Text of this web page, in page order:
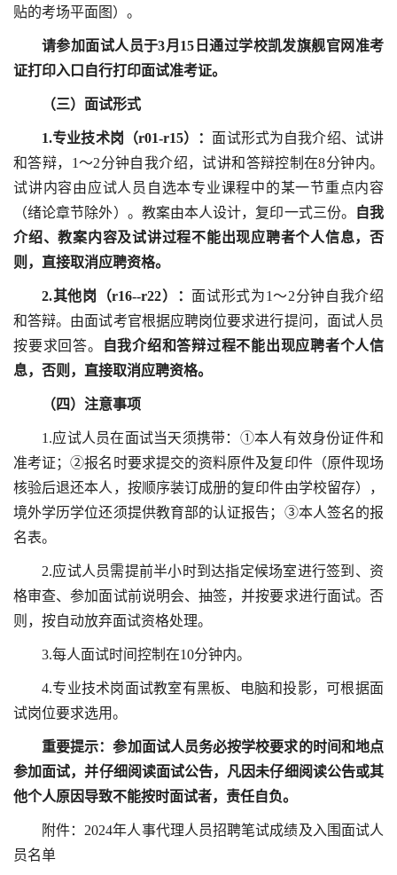
贴的考场平面图）。
请参加面试人员于3月15日通过学校凯发旗舰官网准考
证打印入口自行打印面试准考证。
（三）面试形式
1.专业技术岗 （r01-r15）： 面试形式为自我介绍、试讲
和答辩，1～2分钟自我介绍，试讲和答辩控制在8分钟内。
试讲内容由应试人员自选本专业课程中的某一节重点内容
（绪论章节除外）。教案由本人设计，复印一式三份。
自我
介绍、教案内容及试讲过程不能出现应聘者个人信息，否
则，直接取消应聘资格。
2.其他岗 （r16--r22）： 面试形式为1～2分钟自我介绍
和答辩。由面试考官根据应聘岗位要求进行提问，面试人员
按要求回答。
自我介绍和答辩过程不能出现应聘者个人信
息，否则，直接取消应聘资格。
（ 四） 注意事项
1.应试人员在面试当天须携带：①本人有效身份证件和
准考证；②报名时要求提交的资料原件及复印件（原件现场
核验后退还本人，按顺序装订成册的复印件由学校留存），
境外学历学位还须提供教育部的认证报告；③本人签名的报
名表。
2.应试人员需提前半小时到达指定候场室进行签到、资
格审查、参加面试前说明会、抽签，并按要求进行面试。否
则，按自动放弃面试资格处理。
3.每人面试时间控制在10分钟内。
4.专业技术岗面试教室有黑板、电脑和投影，可根据面
试岗位要求选用。
重要提示：参加面试人员务必按学校要求的时间和地点
参加面试，并仔细阅读面试公告，凡因未仔细阅读公告或其
他个人原因导致不能按时面试者，责任自负。
附件：2024年人事代理人员招聘笔试成绩及入围面试人
员名单